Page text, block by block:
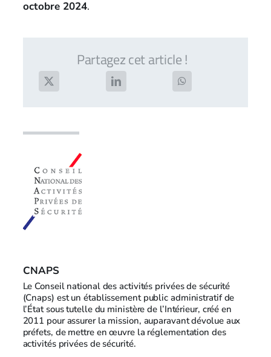
octobre 2024.
Partagez cet article !
CNAPS
Le Conseil national des activités privées de sécurité
(Cnaps) est un établissement public administratif de
l’État sous tutelle du ministère de l’Intérieur, créé en
2011 pour assurer la mission, auparavant dévolue aux
préfets, de mettre en œuvre la réglementation des
activités privées de sécurité.